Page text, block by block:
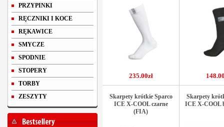
PRZYPINKI
RĘCZNIKI I KOCE
RĘKAWICE
SMYCZE
SPODNIE
STOPERY
TORBY
ZESZYTY
235.00zł
Skarpety krótkie Sparco
ICE X-COOL czarne
(FIA)
Skarpety
ICE X-COOL